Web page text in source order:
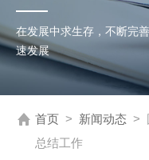
在发展中求生存，不断完
速发展
首页 > 新闻动态 >
总结工作